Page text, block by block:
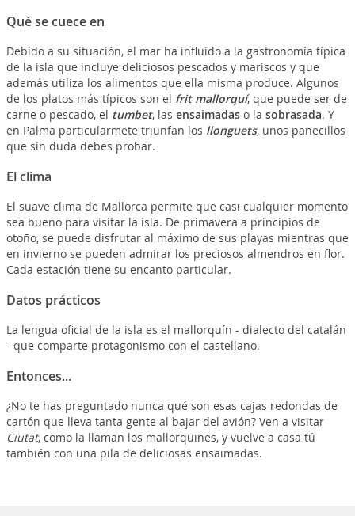
Qué se cuece en
Debido a su situación, el mar ha influido a la gastronomía típica
de la isla que incluye deliciosos pescados y mariscos y que
además utiliza los alimentos que ella misma produce. Algunos
de los platos más típicos son el frit mallorquí, que puede ser de
carne o pescado, el tumbet, las ensaimadaso la sobrasada. Y
en Palma particularmete triunfan los llonguets, unos panecillos
que sin duda debes probar.
El clima
El suave clima de Mallorca permite que casi cualquier momento
sea bueno para visitar la isla. De primavera a principios de
otoño, se puede disfrutar al máximo de sus playas mientras que
en invierno se pueden admirar los preciosos almendros en flor.
Cada estación tiene su encanto particular.
Datos prácticos
La lengua oficial de la isla es el mallorquín - dialecto del catalán
- que comparte protagonismo con el castellano.
Entonces...
¿No te has preguntado nunca qué son esas cajas redondas de
cartón que lleva tanta gente al bajar del avión? Ven a visitar
Ciutat, como la llaman los mallorquines, y vuelve a casa tú
también con una pila de deliciosas ensaimadas.